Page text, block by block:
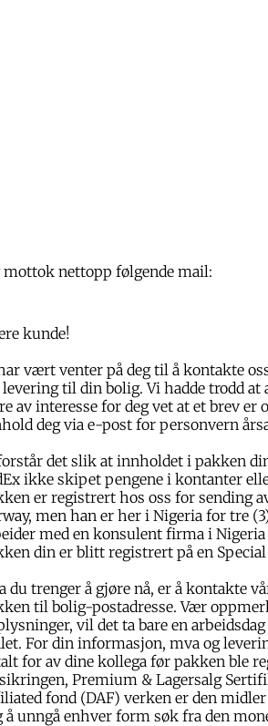
mottok nettopp følgende mail:
kunde!
vært venter på deg til å kontakte
til din bolig. Vi hadde trodd at
av interesse for deg vet at et brev
deg via e-post for personvern
det slik at innholdet i pakken
ikke skipet pengene i kontanter
er registrert hos oss for sending
men han er her i Nigeria for tre
med en konsulent firma i
din er blitt registrert på en Special
du trenger å gjøre nå, er å kontakte
til bolig-postadresse. Vær
vil det ta bare en
For din informasjon, mva og
for av dine kollega før pakken ble
Premium & Lagersalg
fond (DAF) verken er den
å unngå enhver form søk fra den